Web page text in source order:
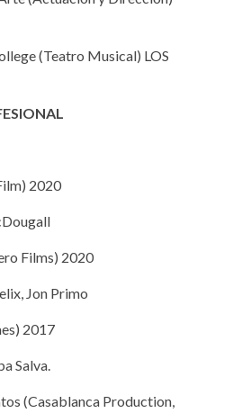
(Teatro Musical) LOS
2020
Films) 2020
Jon Primo
2017
Salva.
(Casablanca Production,